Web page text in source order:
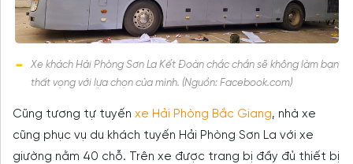
Xe khách Hải Phòng Sơn La Kết Đoàn chắc chắn sẽ không làm bạn
thất vọng với lựa chọn của mình. (Nguồn: Facebook.com)
Cũng tương tự tuyến xe Hải Phòng Bắc Giang, nhà xe
cũng phục vụ du khách tuyến Hải Phòng Sơn La với xe
giường nằm 40 chỗ. Trên xe được trang bị đầy đủ thiết bị